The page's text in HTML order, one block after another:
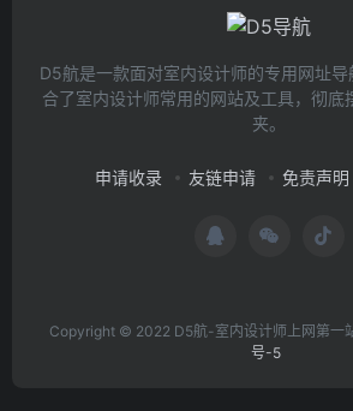
D5航是一款面对室内设计师的专用网址
合了室内设计师常用的网站及工具，彻底
夹。
申请收录 友链申请 免责声明
Copyright © 2022 D5航-室内设计师上网第一
号-5